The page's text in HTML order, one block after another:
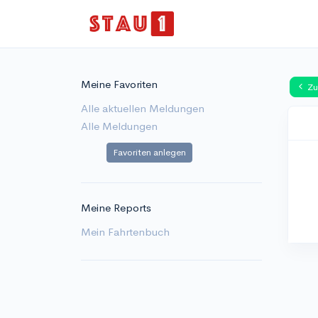
Meine Favoriten
Alle aktuellen Meldungen
Alle Meldungen
Favoriten anlegen
Meine Reports
Mein Fahrtenbuch